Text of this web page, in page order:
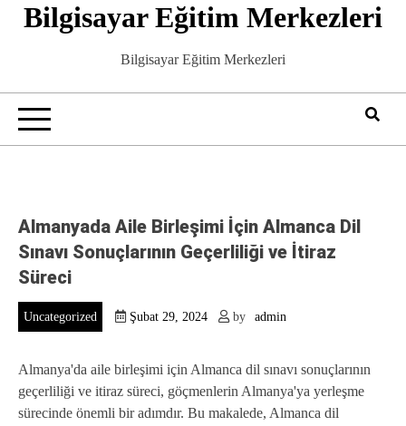
SkipBilgisayar Eğitim Merkezleri
Bilgisayar Eğitim Merkezleri
Almanyada Aile Birleşimi İçin Almanca Dil
Sınavı Sonuçlarının Geçerliliği ve İtiraz
Süreci
Uncategorized Şubat 29, 2024 by admin
Almanya'da aile birleşimi için Almanca dil sınavı sonuçlarının
geçerliliği ve itiraz süreci, göçmenlerin Almanya'ya yerleşme
sürecinde önemli bir adımdır. Bu makalede, Almanca dil